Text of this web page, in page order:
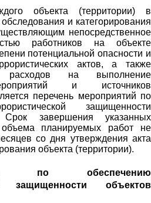
объекта (территории) в
и категорирования
непосредственное
работников на объекте
потенциальной опасности и
актов, а также
расходов на выполнение
и источников
перечень мероприятий по
защищенности
Срок завершения указанных
планируемых работ не
со дня утверждения акта
объекта (территории).
по обеспечению
защищенности объектов